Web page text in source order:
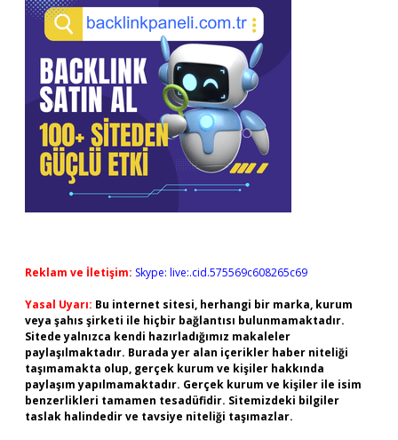
Reklam ve İletişim: Skype: live:.cid.575569c608265c69
Yasal Uyarı: Bu internet sitesi, herhangi bir marka, kurum
veya şahıs şirketi ile hiçbir bağlantısı bulunmamaktadır.
Sitede yalnızca kendi hazırladığımız makaleler
paylaşılmaktadır. Burada yer alan içerikler haber niteliği
taşımamakta olup, gerçek kurum ve kişiler hakkında
paylaşım yapılmamaktadır. Gerçek kurum ve kişiler ile isim
benzerlikleri tamamen tesadüfidir. Sitemizdeki bilgiler
taslak halindedir ve tavsiye niteliği taşımazlar.